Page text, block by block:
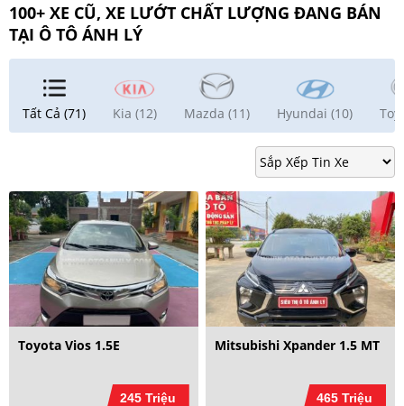
100+ XE CŨ, XE LƯỚT CHẤT LƯỢNG ĐANG BÁN
TẠI Ô TÔ ÁNH LÝ
Tất Cả (71) Kia (12) Mazda (11) Hyundai (10)
Toyota Vios 1.5E
245 Triệu
Mitsubishi Xpander 1.5 MT
465 Triệu